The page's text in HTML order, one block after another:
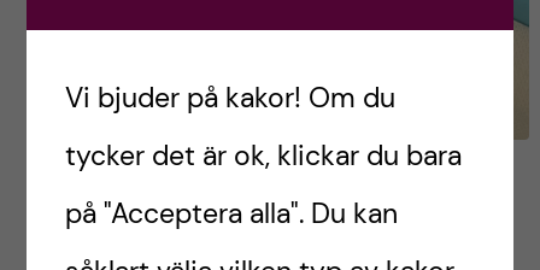
Hur är det att plugga till
tandläkare i Zimbabwe?
Vi bjuder på kakor! Om du
tycker det är ok, klickar du bara
på "Acceptera alla". Du kan